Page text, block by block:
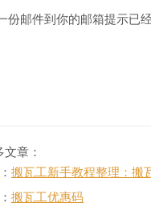
邮件到你的邮箱提示已
文章：
搬瓦工新手教程整理：搬
搬瓦工优惠码